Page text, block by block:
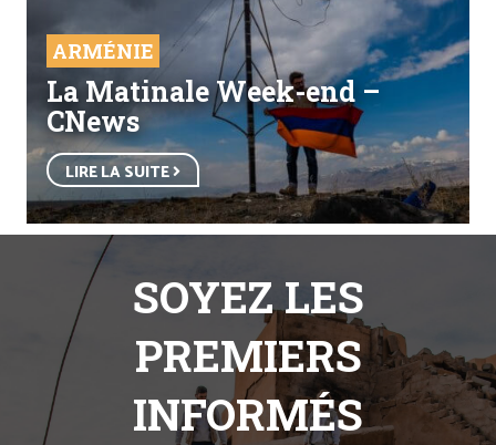
ARMÉNIE
La Matinale Week-end –
CNews
LIRE LA SUITE
SOYEZ LES
PREMIERS
INFORMÉS